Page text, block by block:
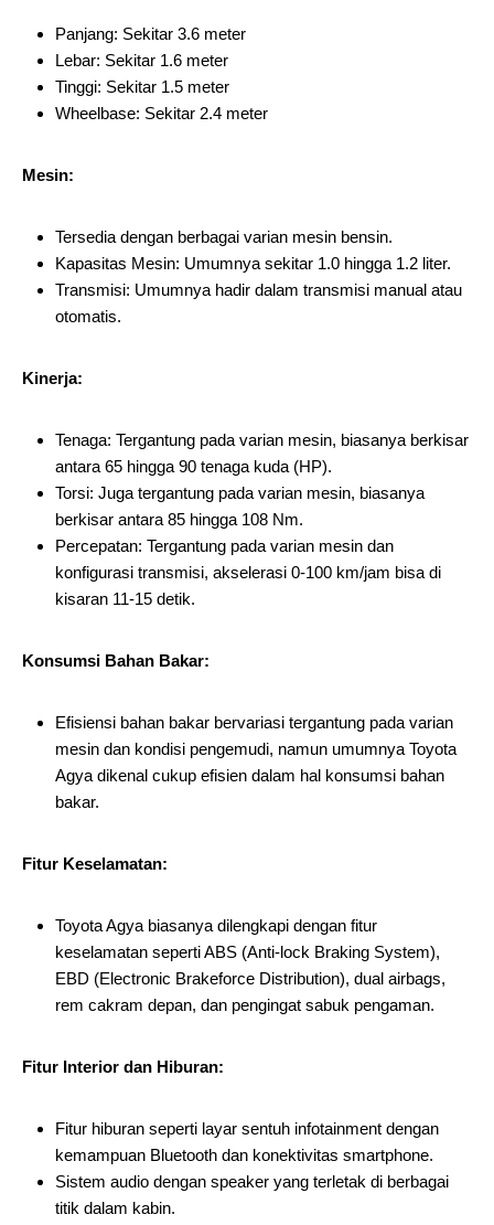
Panjang: Sekitar 3.6 meter
Lebar: Sekitar 1.6 meter
Tinggi: Sekitar 1.5 meter
Wheelbase: Sekitar 2.4 meter
Mesin:
Tersedia dengan berbagai varian mesin bensin.
Kapasitas Mesin: Umumnya sekitar 1.0 hingga 1.2 liter.
Transmisi: Umumnya hadir dalam transmisi manual atau
otomatis.
Kinerja:
Tenaga: Tergantung pada varian mesin, biasanya berkisar
antara 65 hingga 90 tenaga kuda (HP).
Torsi: Juga tergantung pada varian mesin, biasanya
berkisar antara 85 hingga 108 Nm.
Percepatan: Tergantung pada varian mesin dan
konfigurasi transmisi, akselerasi 0-100 km/jam bisa di
kisaran 11-15 detik.
Konsumsi Bahan Bakar:
Efisiensi bahan bakar bervariasi tergantung pada varian
mesin dan kondisi pengemudi, namun umumnya Toyota
Agya dikenal cukup efisien dalam hal konsumsi bahan
bakar.
Fitur Keselamatan:
Toyota Agya biasanya dilengkapi dengan fitur
keselamatan seperti ABS (Anti-lock Braking System),
EBD (Electronic Brakeforce Distribution), dual airbags,
rem cakram depan, dan pengingat sabuk pengaman.
Fitur Interior dan Hiburan:
Fitur hiburan seperti layar sentuh infotainment dengan
kemampuan Bluetooth dan konektivitas smartphone.
Sistem audio dengan speaker yang terletak di berbagai
titik dalam kabin.